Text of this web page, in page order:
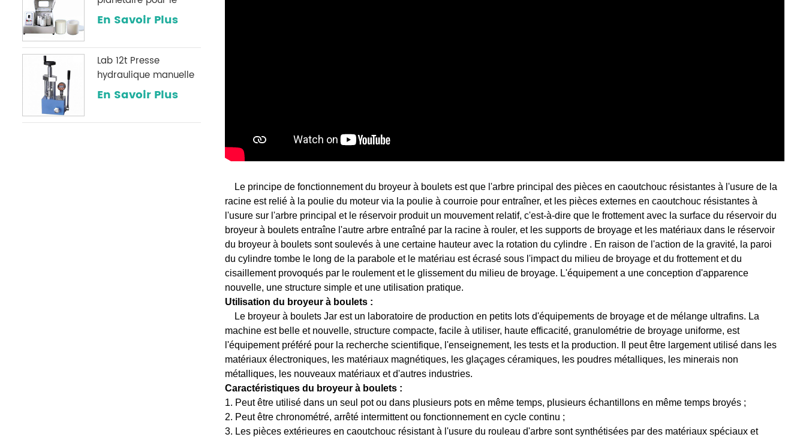
Le principe de fonctionnement du broyeur à boulets est que l'arbre principal des pièces en caoutchouc résistantes à l'usure de la
racine est relié à la poulie du moteur via la poulie à courroie pour entraîner, et les pièces externes en caoutchouc résistantes à
l'usure sur l'arbre principal et le réservoir produit un mouvement relatif, c'est-à-dire que le frottement avec la surface du réservoir du
broyeur à boulets entraîne l'autre arbre entraîné par la racine à rouler, et les supports de broyage et les matériaux dans le réservoir
du broyeur à boulets sont soulevés à une certaine hauteur avec la rotation du cylindre . En raison de l'action de la gravité, la paroi
du cylindre tombe le long de la parabole et le matériau est écrasé sous l'impact du milieu de broyage et du frottement et du
cisaillement provoqués par le roulement et le glissement du milieu de broyage. L'équipement a une conception d'apparence
nouvelle, une structure simple et une utilisation pratique.
Utilisation du broyeur à boulets :
Le broyeur à boulets Jar est un laboratoire de production en petits lots d'équipements de broyage et de mélange ultrafins. La
machine est belle et nouvelle, structure compacte, facile à utiliser, haute efficacité, granulométrie de broyage uniforme, est
l'équipement préféré pour la recherche scientifique, l'enseignement, les tests et la production. Il peut être largement utilisé dans les
matériaux électroniques, les matériaux magnétiques, les glaçages céramiques, les poudres métalliques, les minerais non
métalliques, les nouveaux matériaux et d'autres industries.
Caractéristiques du broyeur à boulets :
1. Peut être utilisé dans un seul pot ou dans plusieurs pots en même temps, plusieurs échantillons en même temps broyés ;
2. Peut être chronométré, arrêté intermittent ou fonctionnement en cycle continu ;
3. Les pièces extérieures en caoutchouc résistant à l'usure du rouleau d'arbre sont synthétisées par des matériaux spéciaux et
broyage de poudre
En Savoir Plus
Lab 12t Presse
hydraulique manuelle
avec une jauge de
optionnelle
En Savoir Plus